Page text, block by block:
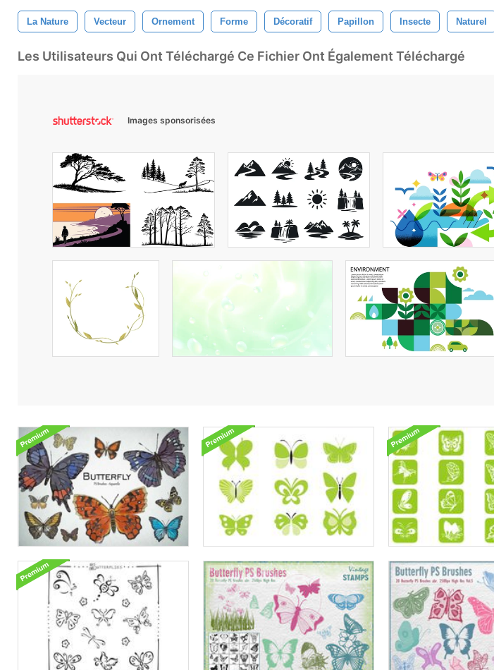
La Nature Vecteur Ornement Forme Décoratif Papillon Insecte Naturel
Les Utilisateurs Qui Ont Téléchargé Ce Fichier Ont Également Téléchargé
Images sponsorisées